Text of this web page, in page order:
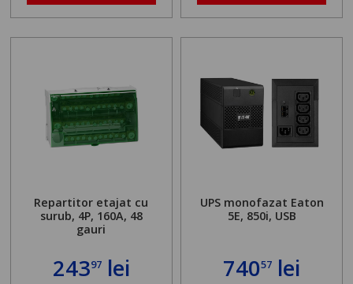
Repartitor etajat cu
surub, 4P, 160A, 48
gauri
24397lei
UPS monofazat Eaton
5E, 850i, USB
74057 lei